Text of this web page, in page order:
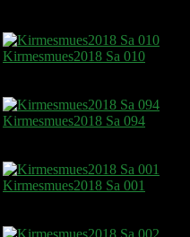
Kirmesmues2018 Sa 010
Kirmesmues2018 Sa 094
Kirmesmues2018 Sa 001